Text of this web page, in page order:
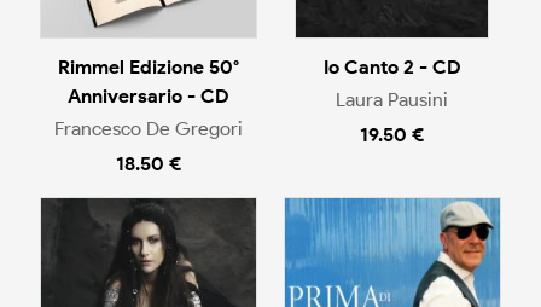
Rimmel Edizione 50°
Anniversario - CD
Francesco De Gregori
18.50 €
Io Canto 2 - CD
Laura Pausini
19.50 €